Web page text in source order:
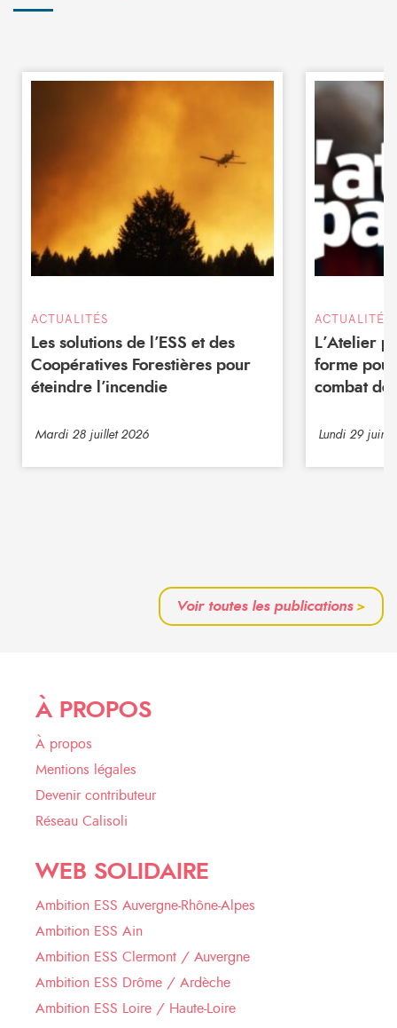
ACTUALITÉS
Les solutions de l’ESS et des
Coopératives Forestières pour
éteindre l’incendie
Mardi 28 juillet 2026
ACTUALITÉS
L’Atelier
forme
combat de
Lundi 29 juin
Voir toutes les publications>
À PROPOS
À propos
Mentions légales
Devenir contributeur
Réseau Calisoli
WEB SOLIDAIRE
Ambition ESS Auvergne-Rhône-Alpes
Ambition ESS Ain
Ambition ESS Clermont / Auvergne
Ambition ESS Drôme / Ardèche
Ambition ESS Loire / Haute-Loire